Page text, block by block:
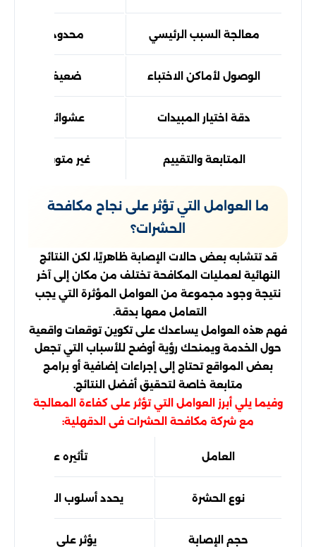
معالجة السبب الرئيسي محدودة
الوصول لأماكن الاختباء ضعيف
دقة اختيار المبيدات عشوائية
المتابعة والتقييم غير متوفرة
ما العوامل التي تؤثر على نجاح مكافحة
الحشرات؟
قد تتشابه بعض حالات الإصابة ظاهريًا، لكن النتائج
النهائية لعمليات المكافحة تختلف من مكان إلى آخر
نتيجة وجود مجموعة من العوامل المؤثرة التي يجب
التعامل معها بدقة.
فهم هذه العوامل يساعدك على تكوين توقعات واقعية
حول الخدمة ويمنحك رؤية أوضح للأسباب التي تجعل
بعض المواقع تحتاج إلى إجراءات إضافية أو برامج
متابعة خاصة لتحقيق أفضل النتائج.
وفيما يلي أبرز العوامل التي تؤثر على كفاءة المعالجة
مع شركة مكافحة الحشرات فى الدقهلية:
العامل تأثيره على النتائج
نوع الحشرة يحدد أسلوب المكافحة
حجم الإصابة يؤثر على مدة